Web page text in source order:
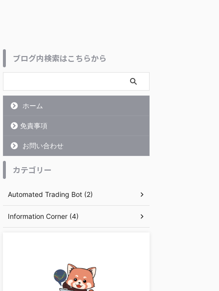
ブログ内検索はこちらから
ホーム
免責事項
お問い合わせ
カテゴリー
Automated Trading Bot (2)
Information Corner (4)